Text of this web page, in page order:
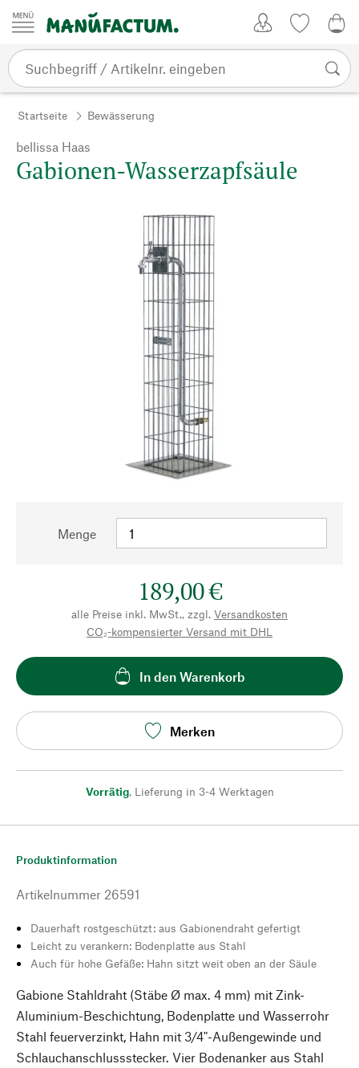
Zum Inhalt springen
Startseite Bewässerung
bellissa Haas
Gabionen-Wasserzapfsäule
Menge
189,00 €
alle Preise inkl. MwSt., zzgl. Versandkosten
CO₂-kompensierter Versand mit DHL
In den Warenkorb
Merken
Vorrätig, Lieferung in 3-4 Werktagen
Produktinformation
Artikelnummer 26591
Dauerhaft rostgeschützt: aus Gabionendraht gefertigt
Leicht zu verankern: Bodenplatte aus Stahl
Auch für hohe Gefäße: Hahn sitzt weit oben an der Säule
Gabione Stahldraht (Stäbe Ø max. 4 mm) mit Zink-
Aluminium-Beschichtung, Bodenplatte und Wasserrohr
Stahl feuerverzinkt, Hahn mit 3/4"-Außengewinde und
Schlauchanschlussstecker. Vier Bodenanker aus Stahl